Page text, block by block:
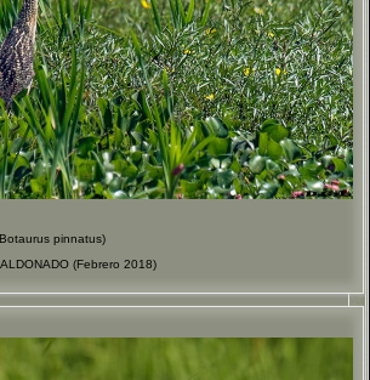
pinnatus)
(Febrero 2018)